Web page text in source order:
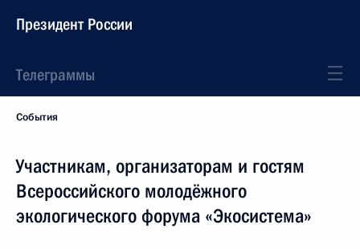
Президент России
Телеграммы
События
Участникам, организаторам и гостям
Всероссийского молодёжного
экологического форума «Экосистема»